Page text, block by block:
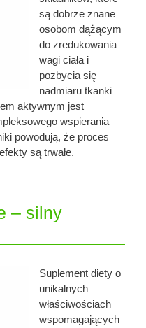
są dobrze znane
osobom dążącym
do zredukowania
wagi ciała i
pozbycia się
nadmiaru tkanki
aktywnym jest
wspierania
powodują, że proces
są trwałe.
– silny
Suplement diety o
unikalnych
właściwościach
wspomagających